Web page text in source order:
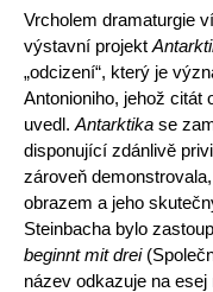
Vrcholem dramaturgie
výstavní projekt
„odcizení“, který je
Antonioniho, jehož
uvedl. Antarktika se
disponující zdánlivě
zároveň
obrazem a jeho
Steinbacha bylo
beginnt mit drei
název odkazuje na